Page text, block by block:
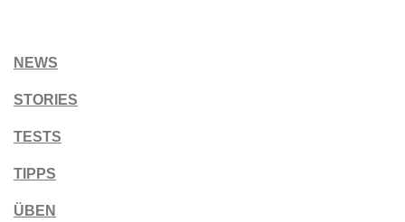
NEWS
STORIES
TESTS
TIPPS
ÜBEN